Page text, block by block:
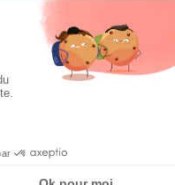
et charte cookie
Utilisation